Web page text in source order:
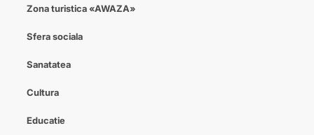
Zona turistica «AWAZA»
Sfera sociala
Sanatatea
Cultura
Educatie